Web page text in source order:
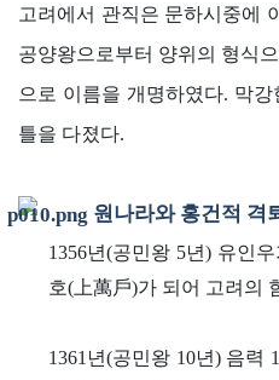
고려에서 관직은 문하시중에
공양왕으로부터 양위의 형식
으로 이름을 개명하였다. 막
틀을 다졌다.
원나라와 홍건적 격
1356년(공민왕 5년) 유인
호(上萬戶)가 되어 고려의
1361년(공민왕 10년) 음